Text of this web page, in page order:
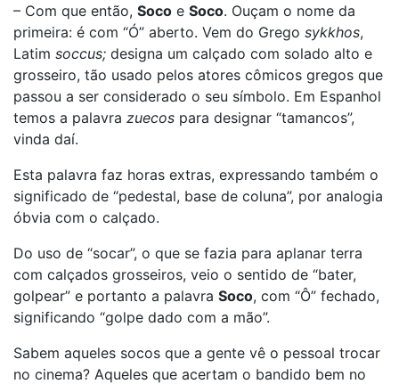
– Com que então, Soco e Soco. Ouçam o nome da
primeira: é com “Ó” aberto. Vem do Grego sykkhos,
Latim soccus; designa um calçado com solado alto e
grosseiro, tão usado pelos atores cômicos gregos que
passou a ser considerado o seu símbolo. Em Espanhol
temos a palavra zuecos para designar “tamancos”,
vinda daí.
Esta palavra faz horas extras, expressando também o
significado de “pedestal, base de coluna”, por analogia
óbvia com o calçado.
Do uso de “socar”, o que se fazia para aplanar terra
com calçados grosseiros, veio o sentido de “bater,
golpear” e portanto a palavra Soco, com “Ô” fechado,
significando “golpe dado com a mão”.
Sabem aqueles socos que a gente vê o pessoal trocar
no cinema? Aqueles que acertam o bandido bem no